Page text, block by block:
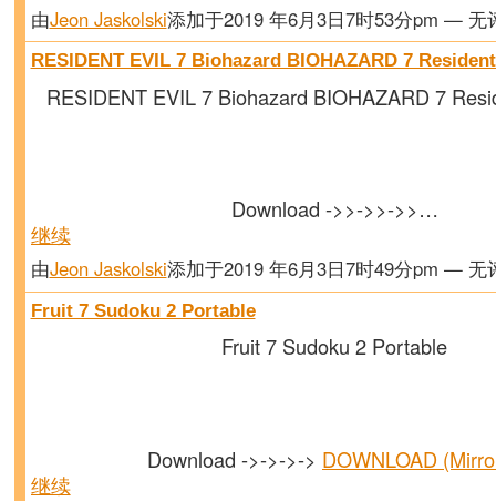
由Jeon Jaskolski添加于2019 年6月3日7时53分pm — 无
RESIDENT EVIL 7 Biohazard BIOHAZARD 7
RESIDENT EVIL 7 Biohazard BIOHAZARD 7
Download ->>->>->>…
继续
由Jeon Jaskolski添加于2019 年6月3日7时49分pm — 无
Fruit 7 Sudoku 2 Portable
Fruit 7 Sudoku 2 Portable
Download ->->->-> DOWNLOAD
继续